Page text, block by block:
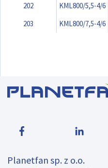
202
KML800/5,5-4/6
203
KML800/7,5-4/6
Planetfan sp. z o.o.